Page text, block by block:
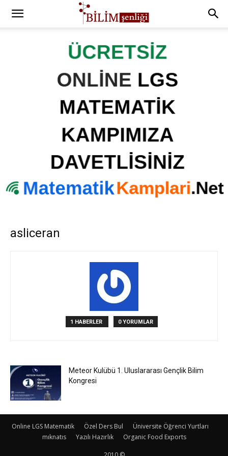
asliceran
1 HABERLER 0 YORUMLAR
Meteor Kulübü 1. Uluslararası Gençlik Bilim
Kongresi
Online LGS Matematik Özel Ders Bul
Üniversite Öğrenci Yurtları
mıknatıs
Yazılı Hazırlık Organic Food Exports